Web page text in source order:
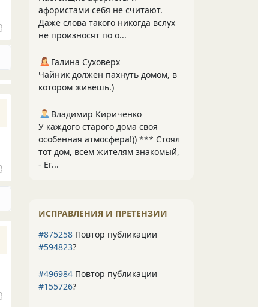
афористами себя не считают.
Даже слова такого никогда вслух
не произносят по о...
Галина Суховерх
Чайник должен пахнуть домом, в
котором живёшь.)
Владимир Кириченко
У каждого старого дома своя
особенная атмосфера!)) *** Стоял
тот дом, всем жителям знакомый,
- Ег...
ИСПРАВЛЕНИЯ И ПРЕТЕНЗИИ
#875258 Повтор публикации
#594823?
#496984 Повтор публикации
#155726?